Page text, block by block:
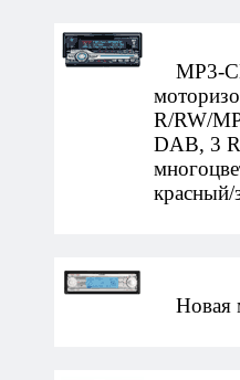
MP3-
R/RW/
DAB, 3
красный/
Новая